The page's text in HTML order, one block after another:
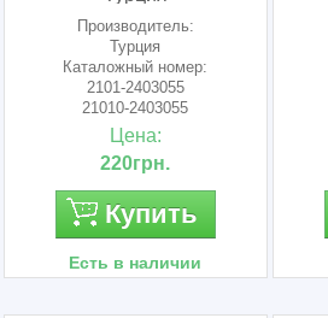
Производитель:
Турция
Каталожный номер:
2101-2403055
21010-2403055
210102403055
Цена:
220грн.
Купить
Есть в наличии